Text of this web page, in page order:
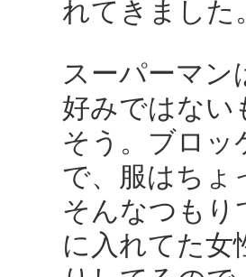
れてきました
スーパーマン
好みではない
そう。ブロッ
で、服はちょ
そんなつもり
に入れてた女